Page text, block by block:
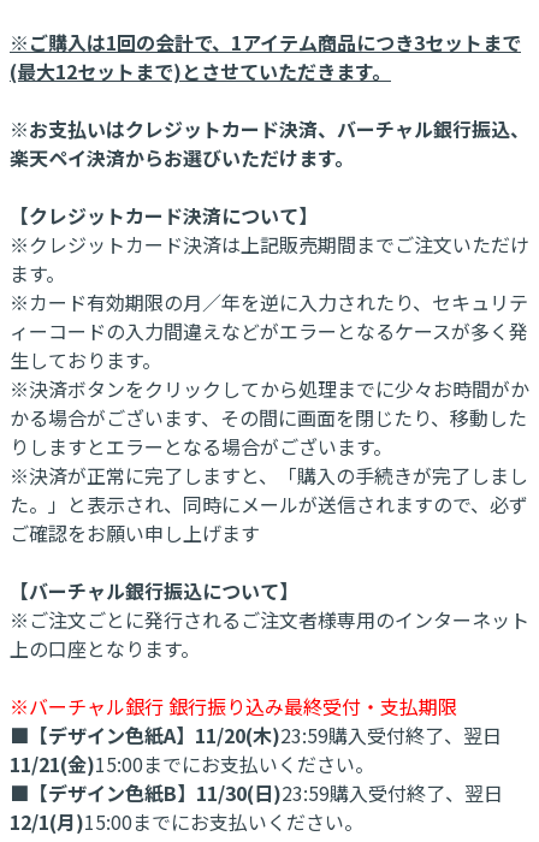
※ご購入は1回の会計で、1アイテム商品につき3セットまで
(最大12セットまで)とさせていただきます。
※お支払いはクレジットカード決済、バーチャル銀行振込、
楽天ペイ決済からお選びいただけます。
【クレジットカード決済について】
※クレジットカード決済は上記販売期間までご注文いただけ
ます。
※カード有効期限の月／年を逆に入力されたり、セキュリテ
ィーコードの入力間違えなどがエラーとなるケースが多く発
生しております。
※決済ボタンをクリックしてから処理までに少々お時間がか
かる場合がございます、その間に画面を閉じたり、移動した
りしますとエラーとなる場合がございます。
※決済が正常に完了しますと、「購入の手続きが完了しまし
た。」と表示され、同時にメールが送信されますので、必ず
ご確認をお願い申し上げます
【バーチャル銀行振込について】
※ご注文ごとに発行されるご注文者様専用のインターネット
上の口座となります。
※バーチャル銀行 銀行振り込み最終受付・支払期限
■【デザイン色紙A】11/20(木)23:59購入受付終了、翌日
11/21(金)15:00までにお支払いください。
■【デザイン色紙B】11/30(日)23:59購入受付終了、翌日
12/1(月)15:00までにお支払いください。